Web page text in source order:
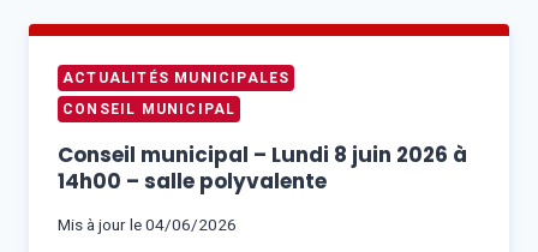
BRÉHAT
–
INFORMATION
USAGERS
DU
PORT
ACTUALITÉS MUNICIPALES
CONSEIL MUNICIPAL
Conseil municipal – Lundi 8 juin 2026 à
14h00 – salle polyvalente
Mis à jour le04/06/2026